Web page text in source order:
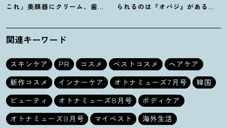
これ」美顔器にクリーム、歯磨
ム】4選
られるのは『オバジ』があるか
バジレシピ」
関連キーワード
スキンケア PR コスメ ベストコスメ
ヘアケア
新作コスメ
インナーケア オトナミューズ7月号
韓国
ビューティ
オトナミューズ8月号
ボディケア
オトナミューズ9月号
マイベスト 海外生活